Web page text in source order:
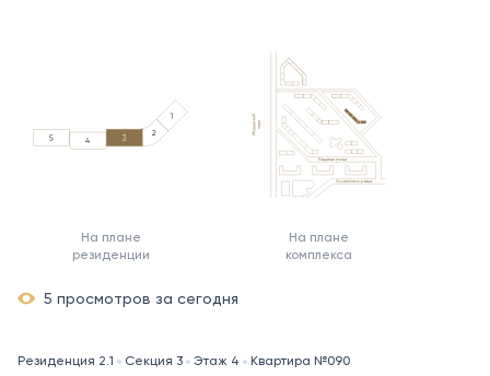
На плане
резиденции
На плане
комплекса
5 просмотров за сегодня
Резиденция 2.1 Секция 3 Этаж 4
Квартира №090